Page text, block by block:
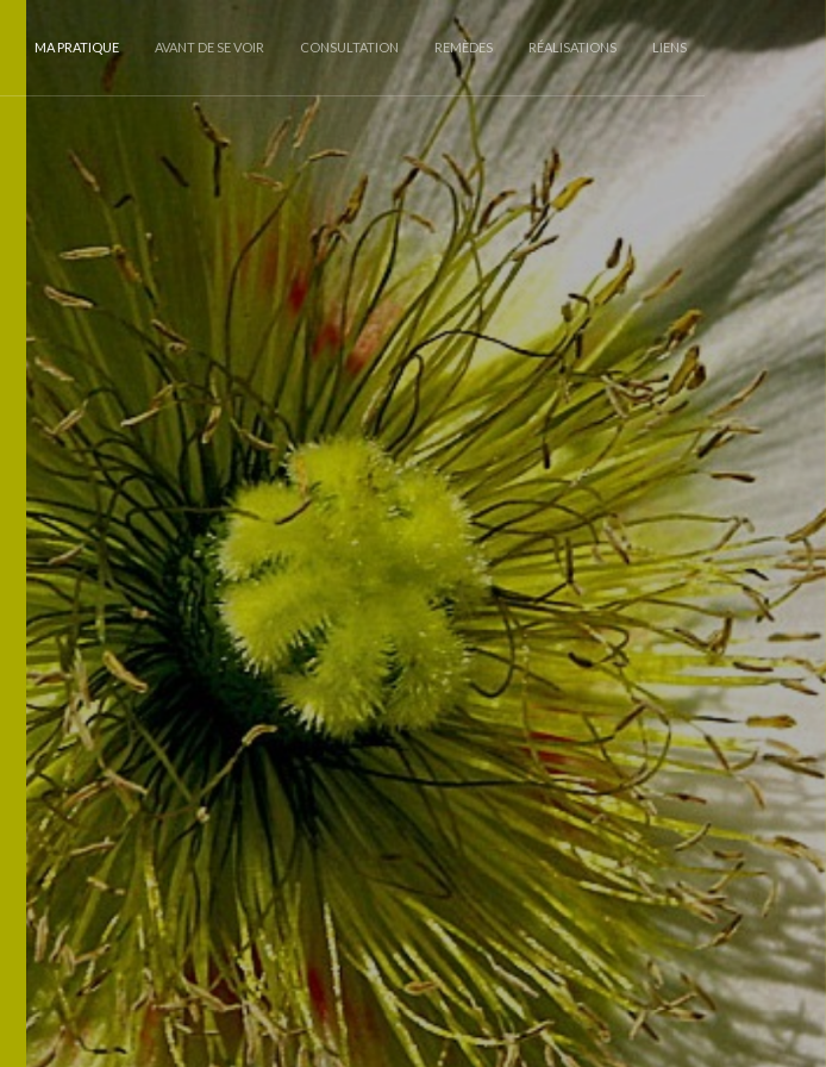
MA PRATIQUE AVANT DE SE VOIR CONSULTATION REMÈDES RÉALISATIONS LIENS